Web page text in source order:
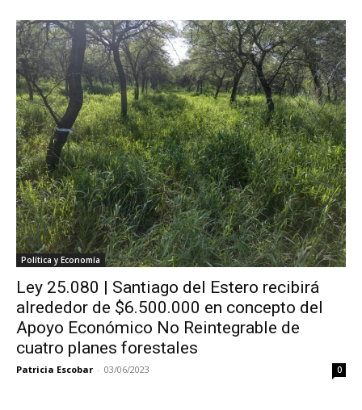
Política y Economía
Ley 25.080 | Santiago del Estero recibirá
alrededor de $6.500.000 en concepto del
Apoyo Económico No Reintegrable de
cuatro planes forestales
Patricia Escobar - 03/06/2023 0